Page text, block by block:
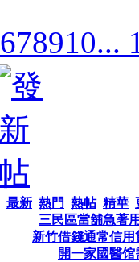
678910...
最新 熱門 熱帖 精華
三民區當舖急著
新竹借錢通常信用
開一家國醫